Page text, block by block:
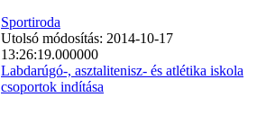
Sportiroda
Utolsó módosítás: 2014-10-17
13:26:19.000000
Labdarúgó-, asztalitenisz- és atlétika iskola
csoportok indítása